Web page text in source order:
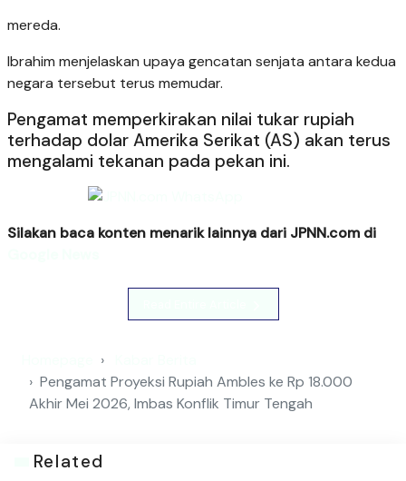
mereda.
Ibrahim menjelaskan upaya gencatan senjata antara kedua
negara tersebut terus memudar.
Pengamat memperkirakan nilai tukar rupiah
terhadap dolar Amerika Serikat (AS) akan terus
mengalami tekanan pada pekan ini.
Silakan baca konten menarik lainnya dari JPNN.com di
Pengamat Proyeksi Rupiah Ambles ke Rp 18.000
Akhir Mei 2026, Imbas Konflik Timur Tengah
Related